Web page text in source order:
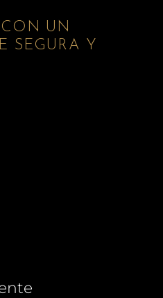
UN
SEGURA Y